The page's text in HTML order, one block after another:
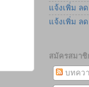
แจ้งเพิ่ม ล
แจ้งเพิ่ม ล
สมัครสมาชิ
บทคว